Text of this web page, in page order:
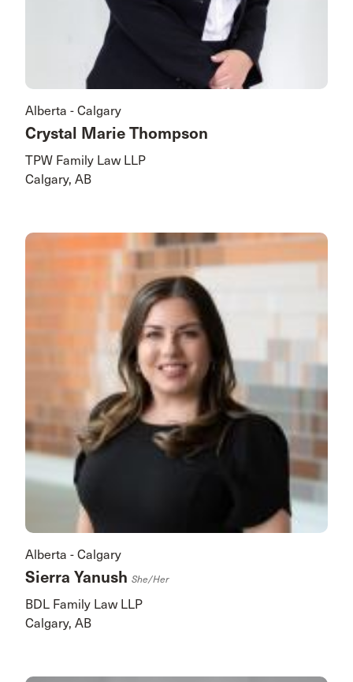
Alberta - Calgary
Crystal Marie Thompson
TPW Family Law LLP
Calgary, AB
Alberta - Calgary
Sierra Yanush She/her
BDL Family Law LLP
Calgary, AB